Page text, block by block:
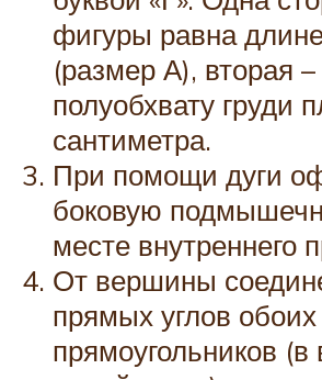
фигуры равна
(размер А), вторая
полуобхвату груди
сантиметра.
При помощи дуги
боковую
месте внутреннего
От вершины
прямых углов обоих
прямоугольников (в